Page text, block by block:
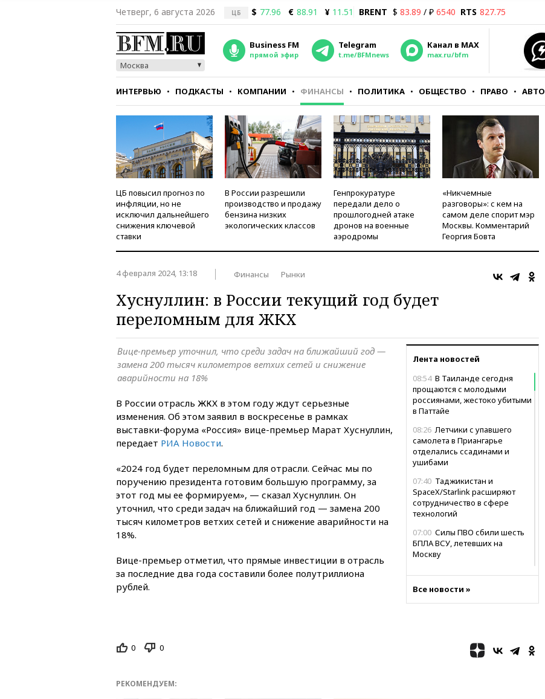
Четверг, 6 августа 2026 ЦБ $ 77.96 € 88.91 ¥ 11.51 BRENT $ 83.89 / ₽ 6540 RTS 827.75
Москва
Business FM
прямой эфир
Telegram
t.me/BFMnews
Канал в MAX
max.ru/bfm
ИНТЕРВЬЮ ПОДКАСТЫ КОМПАНИИ ФИНАНСЫ ПОЛИТИКА ОБЩЕСТВО ПРАВО АВТО
СТИЛЬ ТЕСТЫ
ЦБ повысил прогноз по
инфляции, но не
исключил дальнейшего
снижения ключевой
ставки
В России разрешили
производство и продажу
бензина низких
экологических классов
Генпрокуратуре
передали дело о
прошлогодней атаке
дронов на военные
аэродромы
«Никчемные
разговоры»: с кем на
самом деле спорит мэр
Москвы. Комментарий
Георгия Бовта
4 февраля 2024, 13:18 Финансы Рынки
Хуснуллин: в России текущий год будет
переломным для ЖКХ
Лента новостей
08:54 В Таиланде сегодня
прощаются с молодыми
россиянами, жестоко убитыми
в Паттайе
08:26 Летчики с упавшего
самолета в Приангарье
отделались ссадинами и
ушибами
07:40 Таджикистан и
SpaceX/Starlink расширяют
сотрудничество в сфере
технологий
07:00 Силы ПВО сбили шесть
БПЛА ВСУ, летевших на
Москву
06:01МИД РФ: Казахстан
Дом детства Нила
Армстронга впервые за 38 лет
Все новости »
Вице-премьер уточнил, что среди задач на ближайший год —
замена 200 тысяч километров ветхих сетей и снижение
аварийности на 18%
В России отрасль ЖКХ в этом году ждут серьезные
изменения. Об этом заявил в воскресенье в рамках
выставки-форума «Россия» вице-премьер Марат Хуснуллин,
передает РИА Новости.
«2024 год будет переломным для отрасли. Сейчас мы по
поручению президента готовим большую программу, за
этот год мы ее формируем», — сказал Хуснуллин. Он
уточнил, что среди задач на ближайший год — замена 200
тысяч километров ветхих сетей и снижение аварийности на
18%.
Вице-премьер отметил, что прямые инвестиции в отрасль
за последние два года составили более полутриллиона
рублей.
0 0
РЕКОМЕНДУЕМ: